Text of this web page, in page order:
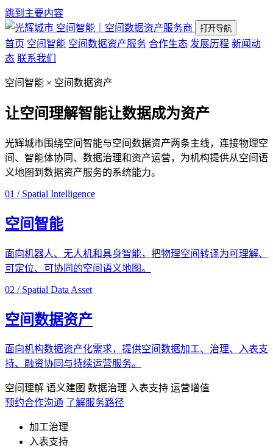
跳到主要内容
空间智能｜空间数据资产服务商
打开导航
首页 空间智能 空间数据资产服务 合作生态 发展历程 新闻动
态 联系我们
空间智能 × 空间数据资产
让空间理解智能让数据成为资产
光辉城市围绕空间智能与空间数据资产两条主线，连接物理空
间、智能体协同、数据治理和资产运营，为机构提供从空间语
义地图到数据资产服务的系统能力。
01 / Spatial Intelligence
空间智能
面向机器人、无人机和具身智能，把物理空间转译为可理解、
可定位、可协同的空间语义地图。
02 / Spatial Data Asset
空间数据资产
面向机构数据资产化需求，提供空间数据加工、治理、入表支
持、融资协同与持续运营服务。
空间理解 语义建图 数据治理 入表支持 运营增值
预约合作沟通 了解服务路径
加工治理
入表支持